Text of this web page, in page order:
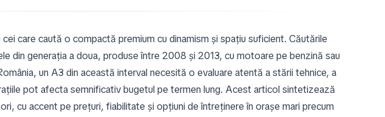
care caută o compactă premium cu dinamism și spațiu suficient. Căutările
din generația a doua, produse între 2008 și 2013, cu motoare pe benzină sau
un A3 din această interval necesită o evaluare atentă a stării tehnice, a
pot afecta semnificativ bugetul pe termen lung. Acest articol sintetizează
cu accent pe prețuri, fiabilitate și opțiuni de întreținere în orașe mari precum